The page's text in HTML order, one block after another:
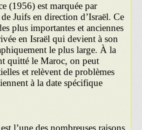
(1956) est marquée par
Juifs en direction d’Israël. Ce
plus importantes et anciennes
en Israël qui devient à son
le plus large. À la
quitté le Maroc, on peut
et relèvent de problèmes
à la date spécifique
l’une des nombreuses raisons